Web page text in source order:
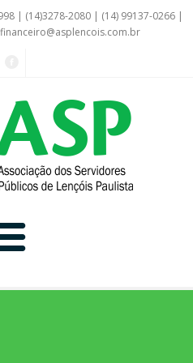
| (14)3278-2080 | (14) 99137-0266 |
financeiro@asplencois.com.br
Online